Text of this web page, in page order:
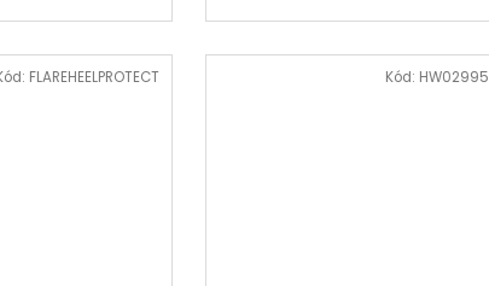
FLAREHEELPROTECT Kód: HW02995